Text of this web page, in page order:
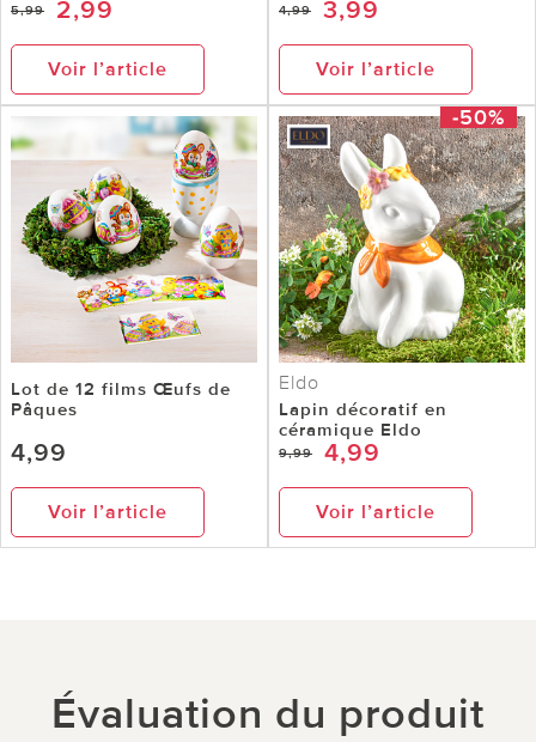
5,99 2,99
Voir l’article
4,99 3,99
Voir l’article
Lot de 12 films Œufs de
Pâques
4,99
Voir l’article
-50%
Eldo
Lapin décoratif en
céramique Eldo
9,99 4,99
Voir l’article
Évaluation du produit